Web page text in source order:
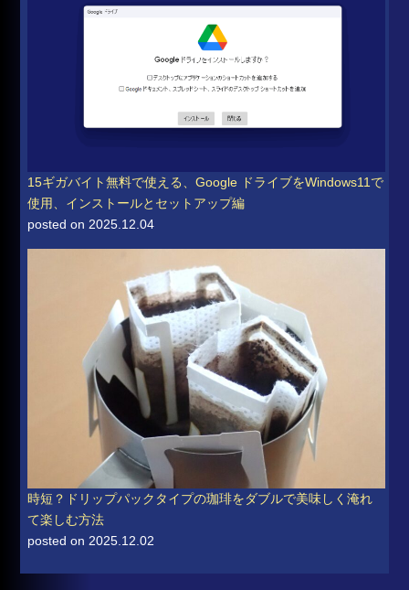
15ギガバイト無料で使える、Google ドライブをWindows11で
使用、インストールとセットアップ編
posted on 2025.12.04
時短？ドリップパックタイプの珈琲をダブルで美味しく淹れ
て楽しむ方法
posted on 2025.12.02